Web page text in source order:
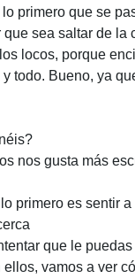
primero que se
que sea saltar de la
locos, porque
todo. Bueno, ya
nos gusta más
primero es sentir
que le
vamos a ver